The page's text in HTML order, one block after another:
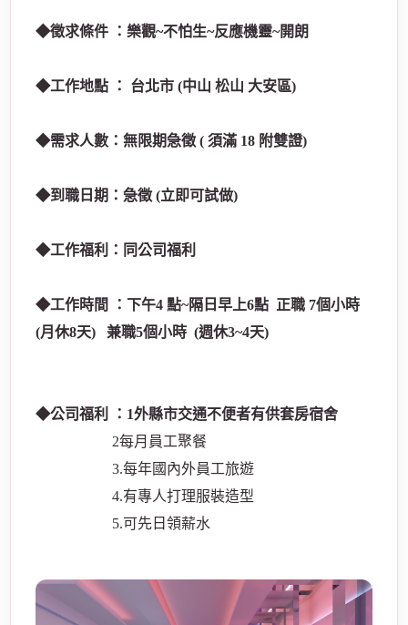
◆徵求條件 ：樂觀~不怕生~反應機靈~開朗
◆工作地點 ： 台北市 (中山 松山 大安區)
◆需求人數：無限期急徵 ( 須滿 18 附雙證)
◆到職日期：急徵 (立即可試做)
◆工作福利：同公司福利
◆工作時間 ：下午4 點~隔日早上6點 正職 7個小時
(月休8天) 兼職5個小時 (週休3~4天)
◆公司福利 ：1外縣市交通不便者有供套房宿舍
2每月員工聚餐
3.每年國內外員工旅遊
4.有專人打理服裝造型
5.可先日領薪水